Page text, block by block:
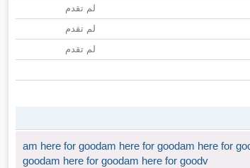
لم تقدم
لم تقدم
لم تقدم
am here for goodam here for goodam here for
goodam here for goodam here for goodv